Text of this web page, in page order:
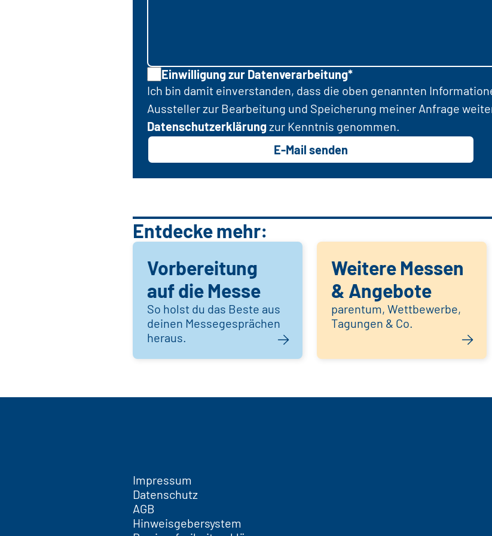
Einwilligung zur Datenverarbeitung*
Ich bin damit einverstanden, dass die oben genannten
Aussteller zur Bearbeitung und Speicherung meiner Anfrage
Datenschutzerklärungzur Kenntnis genommen.
E-Mail senden
Entdecke mehr:
Vorbereitung
auf die Messe
So holst du das Beste aus
deinen Messegesprächen
heraus.
Weitere Messen
& Angebote
parentum, Wettbewerbe,
Tagungen & Co.
Impressum
Datenschutz
AGB
Hinweisgebersystem